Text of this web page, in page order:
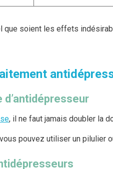
que soient les effets
d’antidépresseur
, il ne faut jamais doubler la
pouvez utiliser un pilulier